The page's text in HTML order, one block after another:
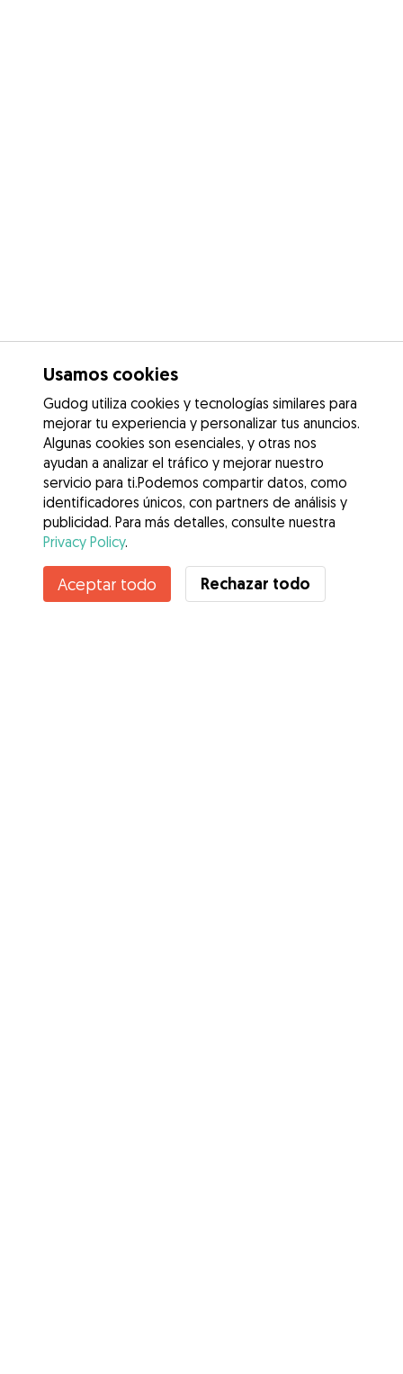
Usamos cookies
Gudog utiliza cookies y tecnologías similares para
mejorar tu experiencia y personalizar tus anuncios.
Algunas cookies son esenciales, y otras nos
ayudan a analizar el tráfico y mejorar nuestro
servicio para ti.Podemos compartir datos, como
identificadores únicos, con partners de análisis y
publicidad. Para más detalles, consulte nuestra
Privacy Policy.
Aceptar todo Rechazar todo